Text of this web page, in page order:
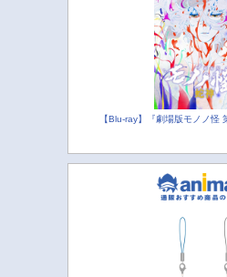
【Blu-ray】『劇場版モノノ怪